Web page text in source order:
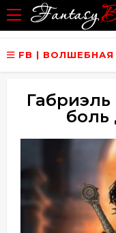
FB | ВОЛШЕБНАЯ
Габриэль
боль